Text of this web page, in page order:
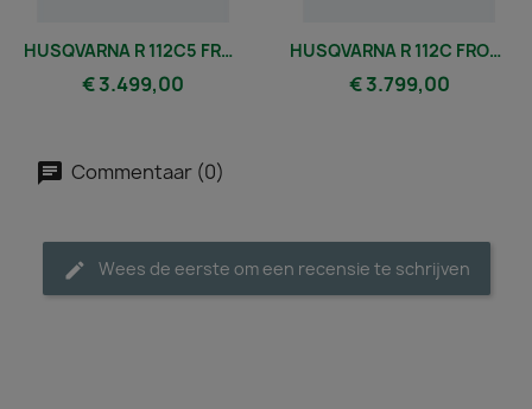
HUSQVARNA R 112C5 FRONTMAAIER INCL. 85 CM COMBI-MAAIDEK
€ 3.499,00
HUSQVARNA R 112C FRONTMAAIER INCL. 85 CM COMBI-MAAIDEK
€ 3.799,00
Commentaar (0)
Wees de eerste om een recensie te schrijven